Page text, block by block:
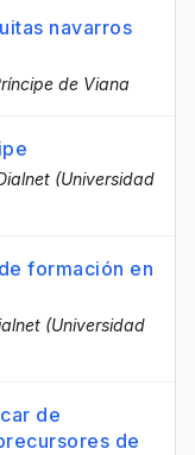
navarros
de Viana
(Universidad
formación en
(Universidad
de
de